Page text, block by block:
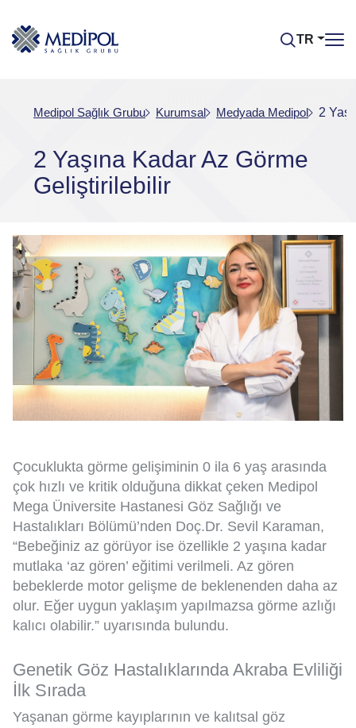
TR
Medipol Sağlık Grubu Kurumsal Medyada Medipol 2
2 Yaşına Kadar Az Görme
Geliştirilebilir
Çocuklukta görme gelişiminin 0 ila 6 yaş arasında
çok hızlı ve kritik olduğuna dikkat çeken Medipol
Mega Üniversite Hastanesi Göz Sağlığı ve
Hastalıkları Bölümü’nden Doç.Dr. Sevil Karaman,
“Bebeğiniz az görüyor ise özellikle 2 yaşına kadar
mutlaka ‘az gören’ eğitimi verilmeli. Az gören
bebeklerde motor gelişme de beklenenden daha az
olur. Eğer uygun yaklaşım yapılmazsa görme azlığı
kalıcı olabilir.” uyarısında bulundu.
Genetik Göz Hastalıklarında Akraba Evliliği
İlk Sırada
Yaşanan görme kayıplarının ve kalıtsal göz